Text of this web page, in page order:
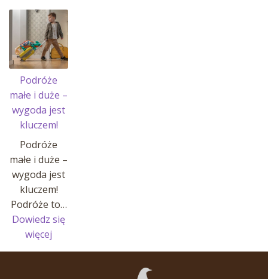
Historia
Johannes’a
i
jego
pasji!
Podróże
małe i duże –
wygoda jest
kluczem!
Podróże
małe i duże –
wygoda jest
kluczem!
Podróże to…
Dowiedz się
więcej
Podróże